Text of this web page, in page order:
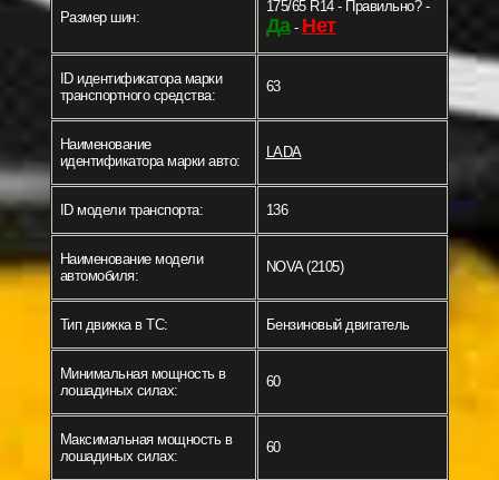
Размер шин:
175/65 R14 - Правильно? -
Да- Нет
ID идентификатора марки
транспортного средства:
63
Наименование
идентификатора марки авто:
LADA
ID модели транспорта: 136
Наименование модели
автомобиля:
NOVA (2105)
Тип движка в ТС: Бензиновый двигатель
Минимальная мощность в
лошадиных силах:
60
Максимальная мощность в
лошадиных силах:
60